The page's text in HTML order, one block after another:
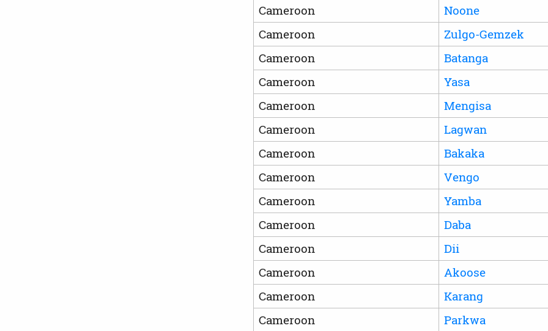
Cameroon
Noone
Cameroon
Zulgo-Gemzek
Cameroon
Batanga
Cameroon
Yasa
Cameroon
Mengisa
Cameroon
Lagwan
Cameroon
Bakaka
Cameroon
Vengo
Cameroon
Yamba
Cameroon
Daba
Cameroon
Dii
Cameroon
Akoose
Cameroon
Karang
Cameroon
Parkwa